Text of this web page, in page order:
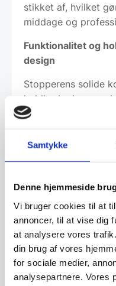
Samtykke
Denne hjemmeside
Vi bruger cookies til at
annoncer, til at vise dig
at analysere vores
din brug af vores
for sociale medier,
analysepartnere. Vores
stikket af, hvilket
middage og
Funktionalitet og
design
Stopperens solide
holdbarhed og
samtidig med at
opvaskemaskine.
minimalistiske
reduceres spild og
friskhed, hvilket
redskab for
professionelle
logo bekræfter
kvalitet, hvilket gør
tilføjelse til både